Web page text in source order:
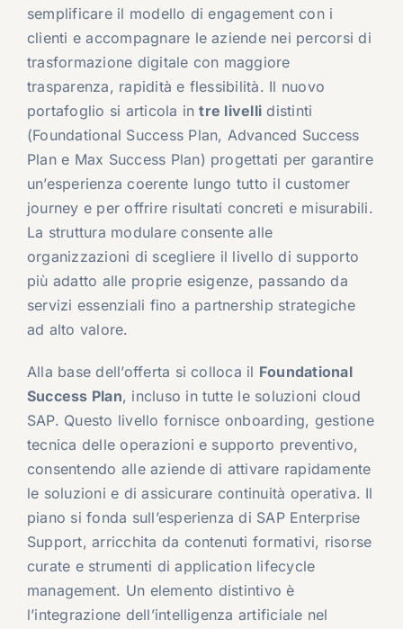
semplificare il modello di engagement con i
clienti e accompagnare le aziende nei percorsi di
trasformazione digitale con maggiore
trasparenza, rapidità e flessibilità. Il nuovo
portafoglio si articola intre livelli distinti
(Foundational Success Plan, Advanced Success
Plan e Max Success Plan) progettati per garantire
un’esperienza coerente lungo tutto il customer
journey e per offrire risultati concreti e misurabili.
La struttura modulare consente alle
organizzazioni di scegliere il livello di supporto
più adatto alle proprie esigenze, passando da
servizi essenziali fino a partnership strategiche
ad alto valore.
Alla base dell’offerta si colloca il Foundational
Success Plan, incluso in tutte le soluzioni cloud
SAP. Questo livello fornisce onboarding, gestione
tecnica delle operazioni e supporto preventivo,
consentendo alle aziende di attivare rapidamente
le soluzioni e di assicurare continuità operativa. Il
piano si fonda sull’esperienza di SAP Enterprise
Support, arricchita da contenuti formativi, risorse
curate e strumenti di application lifecycle
management. Un elemento distintivo è
l’integrazione dell’intelligenza artificiale nel